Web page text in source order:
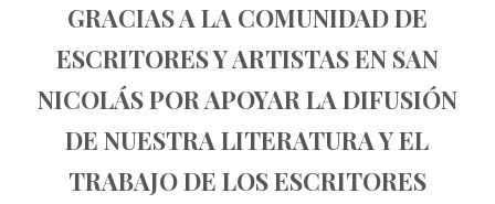
GRACIAS A LA COMUNIDAD DE
ESCRITORES Y ARTISTAS EN SAN
NICOLÁS POR APOYAR LA DIFUSIÓN
DE NUESTRA LITERATURA Y EL
TRABAJO DE LOS ESCRITORES